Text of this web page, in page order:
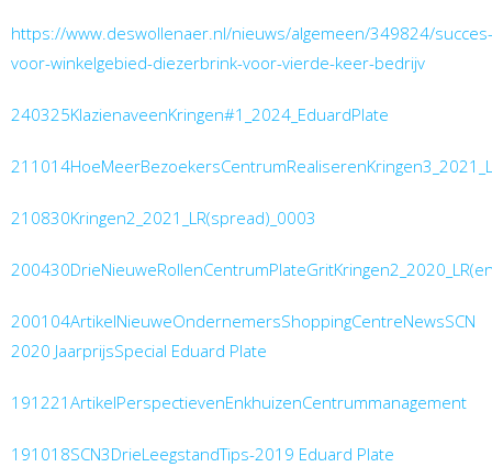
https://www.deswollenaer.nl/nieuws/algemeen/349824/succes-
voor-winkelgebied-diezerbrink-voor-vierde-keer-bedrijv
240325KlazienaveenKringen#1_2024_EduardPlate
210830Kringen2_2021_LR(spread)_0003
200104ArtikelNieuweOndernemersShoppingCentreNewsSCN
2020 JaarprijsSpecial Eduard Plate
191221ArtikelPerspectievenEnkhuizenCentrummanagement
191018SCN3DrieLeegstandTips-2019 Eduard Plate